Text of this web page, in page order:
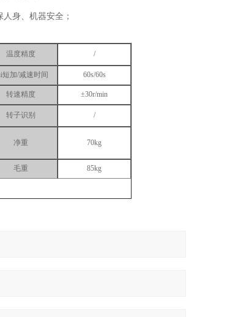
身、机器安全；
温度精度 /
短加/减速时间 60s/60s
转速精度 ±30r/min
转子识别 /
净重 70kg
毛重 85kg